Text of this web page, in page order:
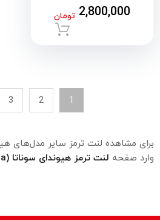
2,800,000 تومان
1
2
3
وارد صفحه لنت ترمز هیوندای سوناتا (Sonata)